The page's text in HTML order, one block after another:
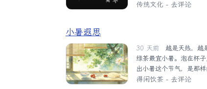
出，长久以来，许多人
其实是内心的投射。正
传统文化 - 去评论
小暑遐思
30 天前
绿茶最宜小暑。泡在杯
出小暑这个节气，是那
如，冷暖相知，能够让
得闲饮茶 - 去评论